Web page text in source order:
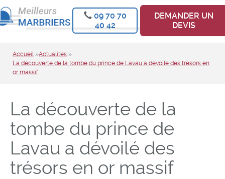
09 70 70
40 42
DEMANDER UN
DEVIS
Accueil»Actualités »
La découverte de la tombe du prince de Lavau a dévoilé des trésors en
or massif
La découverte de la
tombe du prince de
Lavau a dévoilé des
trésors en or massif